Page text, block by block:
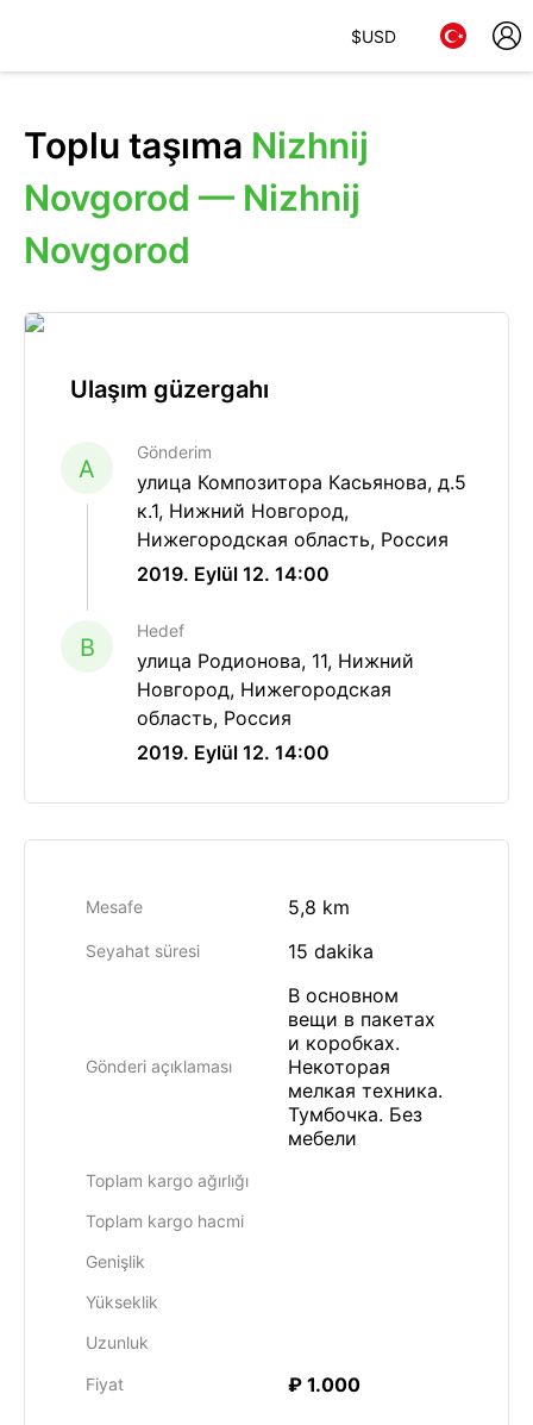
$USD
Toplu taşıma Nizhnij
Novgorod — Nizhnij
Novgorod
Ulaşım güzergahı
A
Gönderim
улица Композитора Касьянова, д.5
к.1, Нижний Новгород,
Нижегородская область, Россия
2019. Eylül 12. 14:00
B
Hedef
улица Родионова, 11, Нижний
Новгород, Нижегородская
область, Россия
2019. Eylül 12. 14:00
Mesafe 5,8 km
Seyahat süresi 15 dakika
Gönderi açıklaması
В основном
вещи в пакетах
и коробках.
Некоторая
мелкая техника.
Тумбочка. Без
мебели
Toplam kargo ağırlığı
Toplam kargo hacmi
Genişlik
Yükseklik
Uzunluk
Fiyat ₽ 1.000